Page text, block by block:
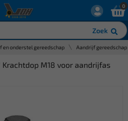
Zoek
0
en onderstel gereedschap Aandrijf gereedschap
Krachtdop M18 voor aandrijfas